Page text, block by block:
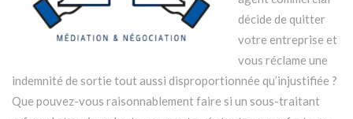
décide de quitter
votre entreprise et
vous réclame une
indemnité de sortie tout aussi disproportionnée qu’injustifiée ?
Que pouvez-vous raisonnablement faire si un sous-traitant